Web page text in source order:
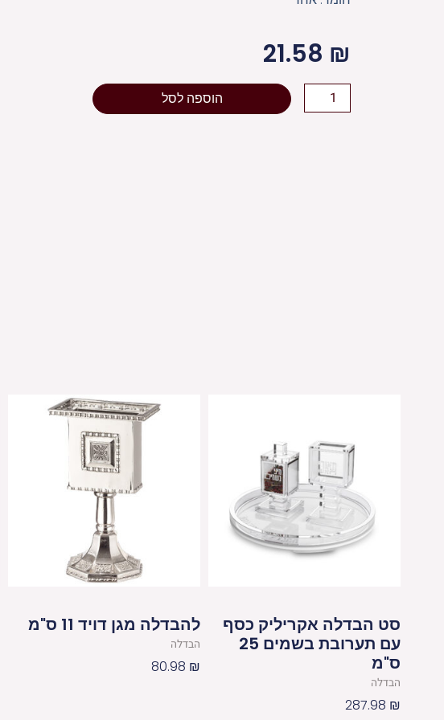
21.58 ₪
כמות
של
הוספה לסל
סט הבדלה אקריליק כסף
עם תערובת בשמים 25
ס"מ
הבדלה
287.98 ₪
להבדלה מגן דויד 11 ס"מ
הבדלה
80.98 ₪